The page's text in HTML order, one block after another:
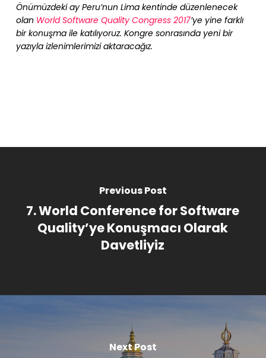
Önümüzdeki ay Peru’nun Lima kentinde düzenlenecek
olan World Software Quality Congress 2017’ye yine farklı
bir konuşma ile katılıyoruz. Kongre sonrasında yeni bir
yazıyla izlenimlerimizi aktaracağız.
Previous Post
7. World Conference for Software
Quality’ye Konuşmacı Olarak
Davetliyiz
Next Post